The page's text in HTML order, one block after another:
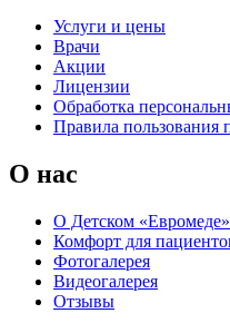
Услуги и цены
Врачи
Акции
Лицензии
Обработка
Правила пользования
О нас
О Детском «Евромеде»
Комфорт для
Фотогалерея
Видеогалерея
Отзывы